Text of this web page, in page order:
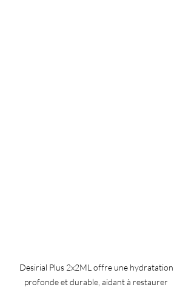
Desirial Plus 2x2ML offre une hydratation
profonde et durable, aidant à restaurer